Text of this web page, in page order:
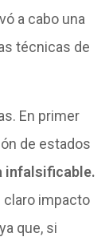
a cabo una
técnicas de
En primer
de estados
infalsificable.
claro impacto
que, si